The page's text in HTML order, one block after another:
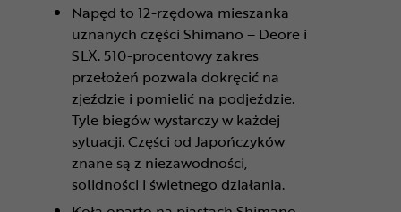
Napęd to 12-rzędowa mieszanka
uznanych części Shimano – Deore i
SLX. 510-procentowy zakres
przełożeń pozwala dokręcić na
zjeździe i pomielić na podjeździe.
Tyle biegów wystarczy w każdej
sytuacji. Części od Japończyków
znane są z niezawodności,
solidności i świetnego działania.